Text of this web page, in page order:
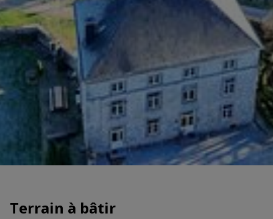
Terrain à bâtir